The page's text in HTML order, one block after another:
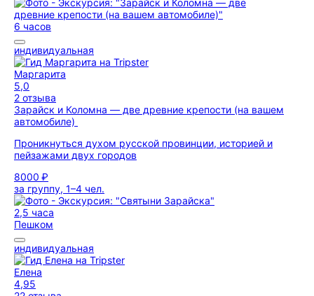
6 часов
индивидуальная
Маргарита
5,0
2 отзыва
Зарайск и Коломна — две древние крепости (на вашем
автомобиле)
Проникнуться духом русской провинции, историей и
пейзажами двух городов
8000 ₽
за группу, 1–4 чел.
2,5 часа
Пешком
индивидуальная
Елена
4,95